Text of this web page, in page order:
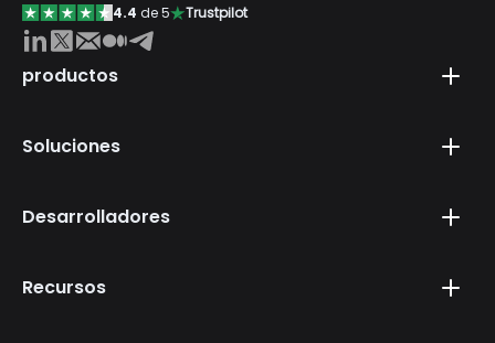
4.4 de 5 Trustpilot
productos
Soluciones
Desarrolladores
Recursos